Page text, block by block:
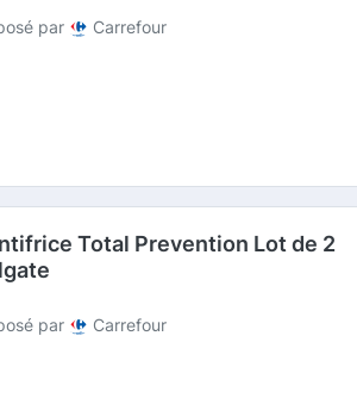
par Carrefour
Total Prevention Lot de 2
par Carrefour